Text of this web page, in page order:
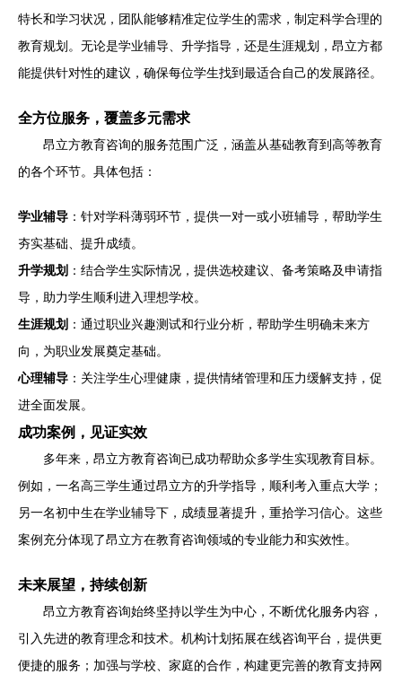
特长和学习状况，团队能够精准定位学生的需求，制定科学合理的
教育规划。无论是学业辅导、升学指导，还是生涯规划，昂立方都
能提供针对性的建议，确保每位学生找到最适合自己的发展路径。
全方位服务，覆盖多元需求
昂立方教育咨询的服务范围广泛，涵盖从基础教育到高等教育
的各个环节。具体包括：
学业辅导 ：针对学科薄弱环节，提供一对一或小班辅导，帮助学生
夯实基础、提升成绩。
升学规划 ：结合学生实际情况，提供选校建议、备考策略及申请指
导，助力学生顺利进入理想学校。
生涯规划 ：通过职业兴趣测试和行业分析，帮助学生明确未来方
向，为职业发展奠定基础。
心理辅导 ：关注学生心理健康，提供情绪管理和压力缓解支持，促
进全面发展。
成功案例，见证实效
多年来，昂立方教育咨询已成功帮助众多学生实现教育目标。
例如，一名高三学生通过昂立方的升学指导，顺利考入重点大学；
另一名初中生在学业辅导下，成绩显著提升，重拾学习信心。这些
案例充分体现了昂立方在教育咨询领域的专业能力和实效性。
未来展望，持续创新
昂立方教育咨询始终坚持以学生为中心，不断优化服务内容，
引入先进的教育理念和技术。机构计划拓展在线咨询平台，提供更
便捷的服务；加强与学校、家庭的合作，构建更完善的教育支持网